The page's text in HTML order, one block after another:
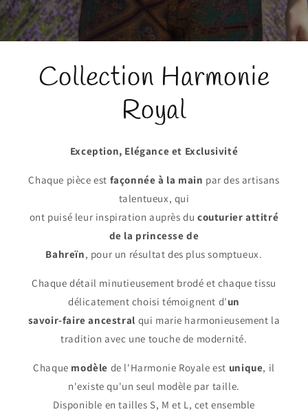
Collection Harmonie
Royal
Exception, Elégance et Exclusivité
Chaque pièce est façonnée à la main par des artisans
talentueux, qui
ont puisé leur inspiration auprès du couturier attitré
de la princesse de
Bahreïn, pour un résultat des plus somptueux.
Chaque détail minutieusement brodé et chaque tissu
délicatement choisi témoignent d'un
savoir-faire ancestral qui marie harmonieusement la
tradition avec une touche de modernité.
Chaque modèle de l'Harmonie Royale est unique, il
n'existe qu'un seul modèle par taille.
Disponible en tailles S, M et L, cet ensemble